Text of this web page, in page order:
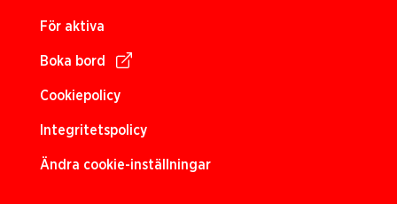
För aktiva
Boka bord
Cookiepolicy
Integritetspolicy
Ändra cookie-inställningar